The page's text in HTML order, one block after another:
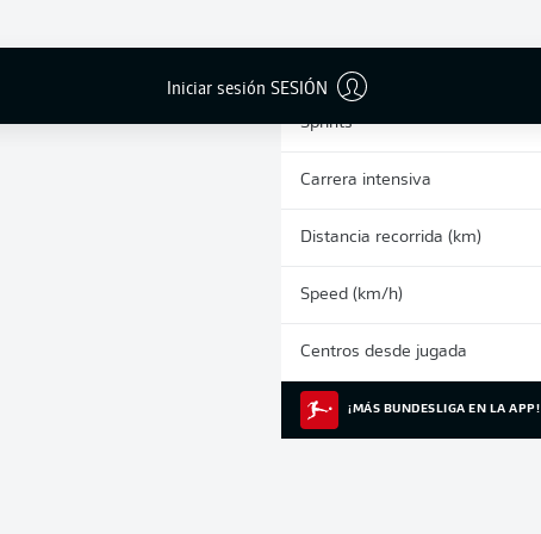
Iniciar sesión SESIÓN
Sprints
Carrera intensiva
Distancia recorrida (km)
Speed (km/h)
Centros desde jugada
¡MÁS BUNDESLIGA EN LA APP!